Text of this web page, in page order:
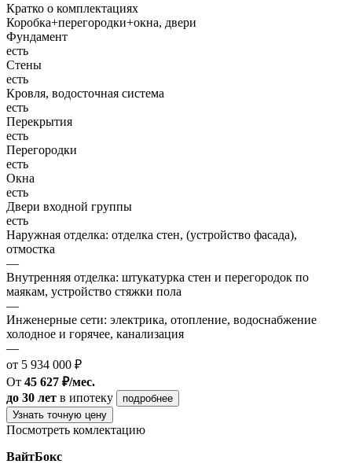
Кратко о комплектациях
Коробка+перегородки+окна, двери
Фундамент
есть
Стены
есть
Кровля, водосточная система
есть
Перекрытия
есть
Перегородки
есть
Окна
есть
Двери входной группы
есть
Наружная отделка: отделка стен, (устройство фасада),
отмостка
—
Внутренняя отделка: штукатурка стен и перегородок по
маякам, устройство стяжки пола
—
Инженерные сети: электрика, отопление, водоснабжение
холодное и горячее, канализация
—
от 5 934 000 ₽
От 45 627 ₽/мес.
до 30 лет в ипотеку
подробнее
Узнать точную цену
Посмотреть комлектацию
ВайтБокс